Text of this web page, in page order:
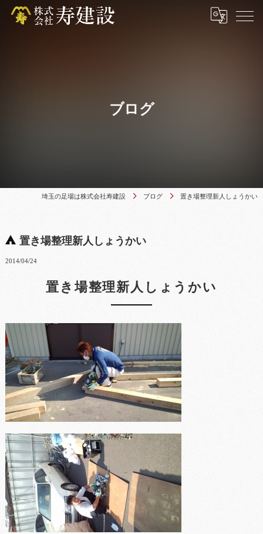
ブログ
埼玉の足場は株式会社寿建設 ブログ 置き場整理新人しょうかい
置き場整理新人しょうかい
2014/04/24
置き場整理新人しょうかい